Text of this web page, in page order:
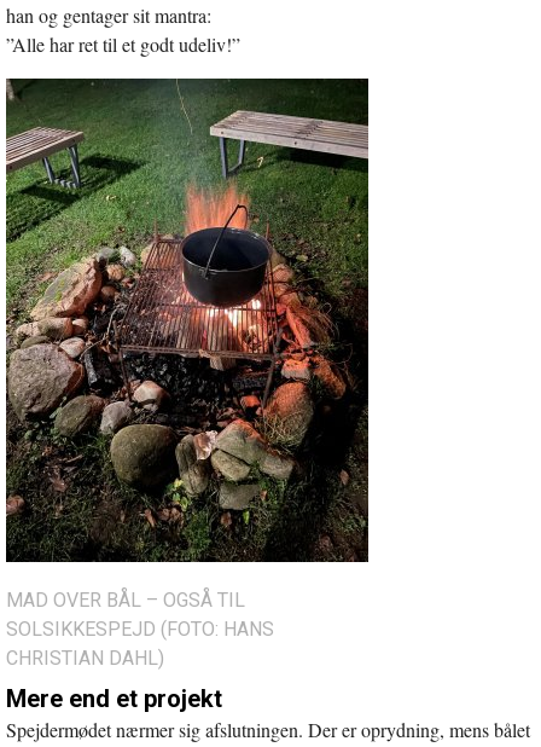
han og gentager sit mantra:
”Alle har ret til et godt udeliv!”
MAD OVER BÅL – OGSÅ TIL
SOLSIKKESPEJD (FOTO: HANS
CHRISTIAN DAHL)
Mere end et projekt
Spejdermødet nærmer sig afslutningen. Der er oprydning, mens bålet